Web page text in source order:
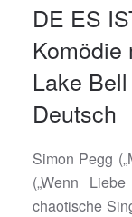
DE ES
Komödie
Lake
Deutsch
Simon Pegg
(„Wenn
chaotische